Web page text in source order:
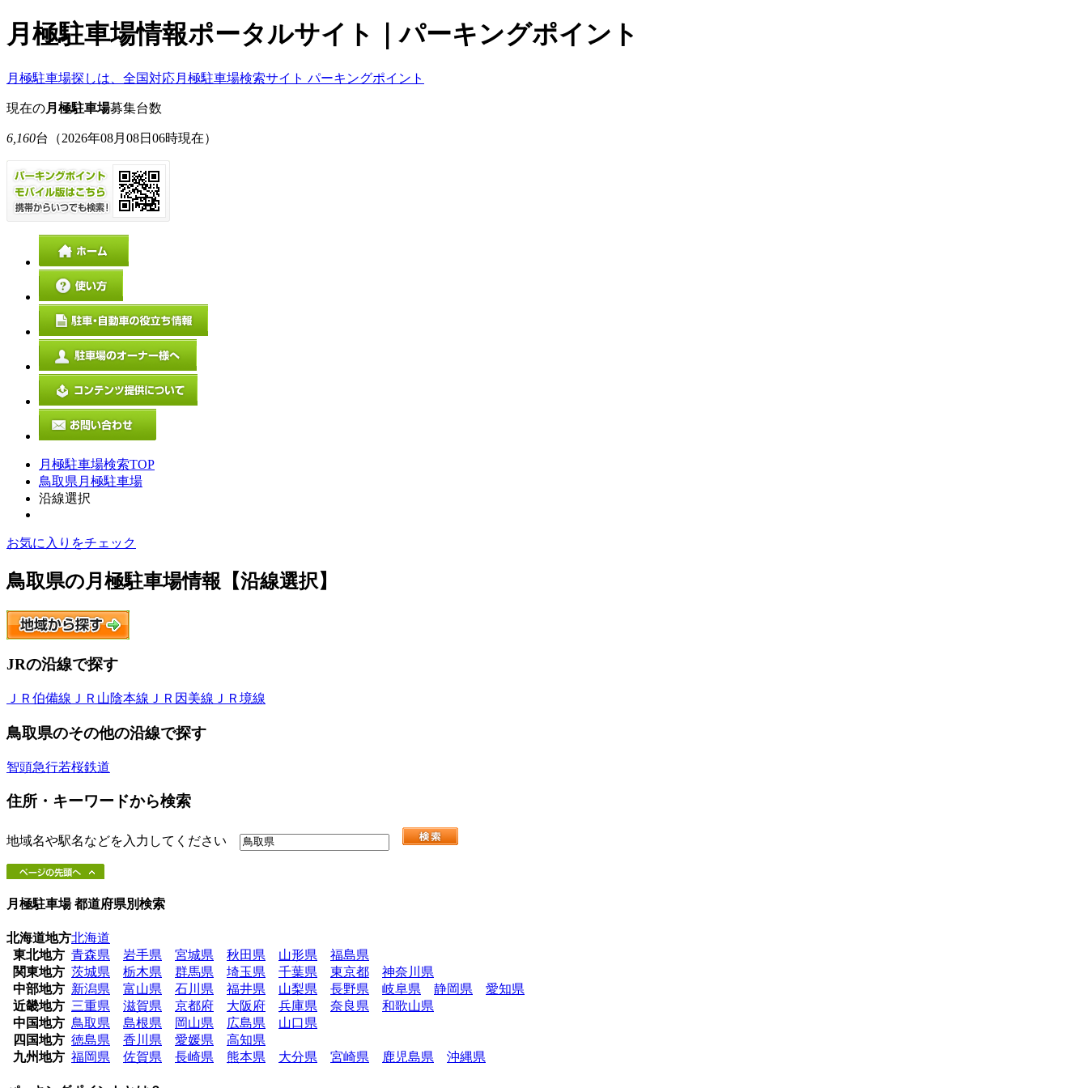
月極駐車場情報ポータルサイト｜パーキングポイント
月極駐車場探しは、全国対応月極駐車場検索サイト パーキングポイント
現在の月極駐車場募集台数
6,160台 （2026年08月08日06時現在）
月極駐車場検索TOP
鳥取県月極駐車場
沿線選択
お気に入りをチェック
鳥取県の月極駐車場情報【沿線選択】
JRの沿線で探す
ＪＲ伯備線 ＪＲ山陰本線 ＪＲ因美線 ＪＲ境線
鳥取県のその他の沿線で探す
智頭急行若桜鉄道
住所・キーワードから検索
地域名や駅名などを入力してください
月極駐車場 都道府県別検索
北海道地方北海道
東北地方 青森県 岩手県 宮城県 秋田県 山形県
福島県
関東地方 茨城県 栃木県 群馬県 埼玉県 千葉県 東京都
神奈川県
中部地方 新潟県 富山県 石川県 福井県 山梨県 長野県 岐阜県 静岡県
愛知県
近畿地方 三重県 滋賀県 京都府 大阪府 兵庫県 奈良県
和歌山県
中国地方 鳥取県 島根県 岡山県 広島県
山口県
四国地方 徳島県 香川県 愛媛県
高知県
九州地方 福岡県 佐賀県 長崎県 熊本県 大分県 宮崎県 鹿児島県 沖縄県